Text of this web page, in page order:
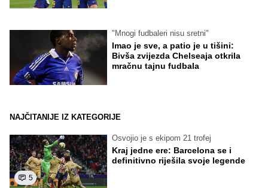
"Mnogi fudbaleri nisu sretni"
Imao je sve, a patio je u tišini:
Bivša zvijezda Chelseaja otkrila
mračnu tajnu fudbala
NAJČITANIJE IZ KATEGORIJE
5
Osvojio je s ekipom 21 trofej
Kraj jedne ere: Barcelona se i
definitivno riješila svoje legende